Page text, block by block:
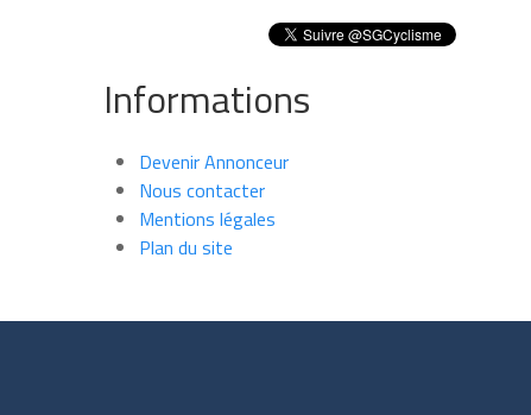
Informations
Devenir Annonceur
Nous contacter
Mentions légales
Plan du site